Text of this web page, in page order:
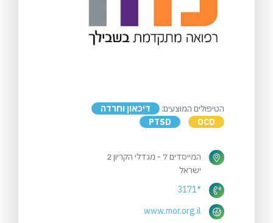
הטיפולים המוצעים:
דיכאון וחרדה
OCD
PTSD
המייסדים 7 - מגדלי הקריון 2
ישראל
*3171
www.mor.org.il